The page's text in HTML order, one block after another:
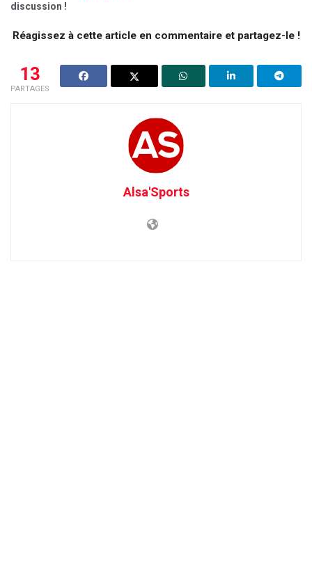
discussion !
Réagissez à cette article en commentaire et partagez-le !
13
PARTAGES
Alsa'Sports